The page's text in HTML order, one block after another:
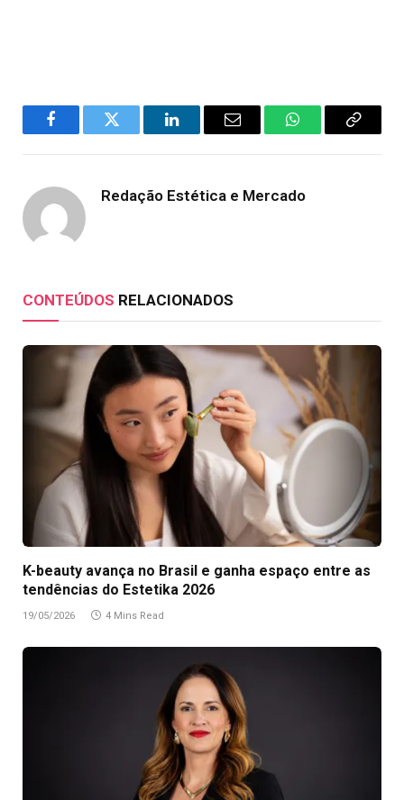
FacebookTwitter LinkedInEmail WhatsAppCopy
Redação Estética e Mercado
CONTEÚDOS RELACIONADOS
K-beauty avança no Brasil e ganha espaço entre as
tendências do Estetika 2026
19/05/2026 4 Mins Read